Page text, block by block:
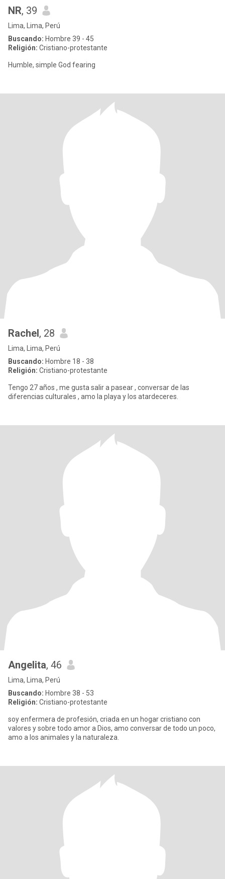
NR, 39
Lima, Lima, Perú
Buscando: Hombre 39 - 45
Religión: Cristiano-protestante
Humble, simple God fearing
Rachel, 28
Lima, Lima, Perú
Buscando: Hombre 18 - 38
Religión: Cristiano-protestante
Tengo 27 años , me gusta salir a pasear , conversar de las
diferencias culturales , amo la playa y los atardeceres.
Angelita, 46
Lima, Lima, Perú
Buscando: Hombre 38 - 53
Religión: Cristiano-protestante
soy enfermera de profesión, criada en un hogar cristiano con
valores y sobre todo amor a Dios, amo conversar de todo un poco,
amo a los animales y la naturaleza.